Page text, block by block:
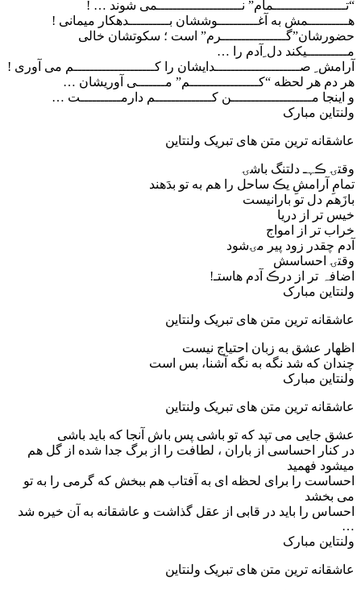
“تــــــــــــــــــمام” نـــــــــــــــــــــمی شوند … !
هــــــــــمش به آغــــــــــوششان بــــــــــدهکار میمانی !
حضورشان”گــــــــــــــــرم” است ؛ سکوتشان خالی
مــــــــــیکند دل ِآدم را …
آرامش ِ صـــــــــــــــــــــدایشان را کــــــــــــــــــــم می آوری !
هر دم هر لحظه “کـــــــــــــــــم” مـــــــی آوریشان …
و اینجا مــــــــــــــــــــن کــــــــــــــم دارمــــــــــت …
ولنتاین مبارک
عاشقانه ترین متن های تبریک ولنتاین
وقتۍ ڪہـ دلتنگ باشۍ
تمامِ آرامشِ یڪ ساحل را هم به تو بدَهند
بازَهم دل تو بارانیست
خیس تر از دریا
خراب تر از امواج
آدم چقدر زود پیر مۍشود
وقتۍ احساسش
اضافہ تر از درڪ آدم هاستـ!
ولنتاین مبارک
عاشقانه ترین متن های تبریک ولنتاین
اظهار عشق به زبان احتیاج نیست
چندان که شد نگه به نگه آشنا، بس است
ولنتاین مبارک
عاشقانه ترین متن های تبریک ولنتاین
عشق جایی می تپد که تو باشی پس باش آنجا که باید باشی
در کنار احساسی از باران ، لطافت را از برگ جدا شده از گل هم
میشود فهمید
احساست را برای لحظه ای به آفتاب هم ببخش که گرمی را به تو
می بخشد
احساس را باید در قابی از عقل گذاشت و عاشقانه به آن خیره شد
…
ولنتاین مبارک
عاشقانه ترین متن های تبریک ولنتاین